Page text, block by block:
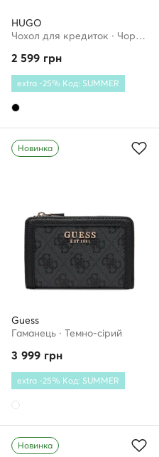
HUGO
Чохол для кредиток · Чорний
2 599 грн
extra -25% Код: SUMMER
Новинка
Guess
Гаманець · Темно-сірий
3 999 грн
extra -25% Код: SUMMER
Новинка